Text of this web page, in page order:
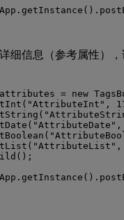
. getInstance () .
细信息（参考属性）
attributes = new
( "AttributeInt " ,
( "
( "AttributeDate " ,
( "
( "AttributeList " ,
() ;
. getInstance () .